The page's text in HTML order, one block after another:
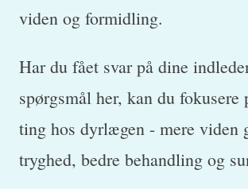
viden og formidling.
Har du fået svar på dine
spørgsmål her, kan du fokusere
ting hos dyrlægen - mere viden
tryghed, bedre behandling og